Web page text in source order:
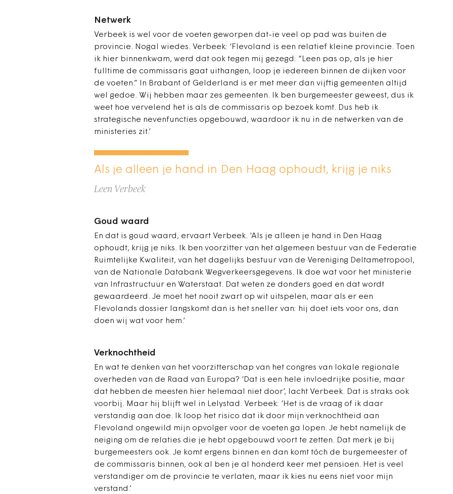
Netwerk
Verbeek is wel voor de voeten geworpen dat-ie veel op pad was buiten de
provincie. Nogal wiedes. Verbeek: ‘Flevoland is een relatief kleine provincie. Toen
ik hier binnenkwam, werd dat ook tegen mij gezegd: “Leen pas op, als je hier
fulltime de commissaris gaat uithangen, loop je iedereen binnen de dijken voor
de voeten.” In Brabant of Gelderland is er met meer dan vijftig gemeenten altijd
wel gedoe. Wij hebben maar zes gemeenten. Ik ben burgemeester geweest, dus ik
weet hoe vervelend het is als de commissaris op bezoek komt. Dus heb ik
strategische nevenfuncties opgebouwd, waardoor ik nu in de netwerken van de
ministeries zit.’
Als je alleen je hand in Den Haag ophoudt, krijg je niks
Leen Verbeek
Goud waard
En dat is goud waard, ervaart Verbeek. ‘Als je alleen je hand in Den Haag
ophoudt, krijg je niks. Ik ben voorzitter van het algemeen bestuur van de Federatie
Ruimtelijke Kwaliteit, van het dagelijks bestuur van de Vereniging Deltametropool,
van de Nationale Databank Wegverkeersgegevens. Ik doe wat voor het ministerie
van Infrastructuur en Waterstaat. Dat weten ze donders goed en dat wordt
gewaardeerd. Je moet het nooit zwart op wit uitspelen, maar als er een
Flevolands dossier langskomt dan is het sneller van: hij doet iets voor ons, dan
doen wij wat voor hem.’
Verknochtheid
En wat te denken van het voorzitterschap van het congres van lokale regionale
overheden van de Raad van Europa? ‘Dat is een hele invloedrijke positie, maar
dat hebben de meesten hier helemaal niet door’, lacht Verbeek. Dat is straks ook
voorbij. Maar hij blijft wel in Lelystad. Verbeek: ‘Het is de vraag of ik daar
verstandig aan doe. Ik loop het risico dat ik door mijn verknochtheid aan
Flevoland ongewild mijn opvolger voor de voeten ga lopen. Je hebt namelijk de
neiging om de relaties die je hebt opgebouwd voort te zetten. Dat merk je bij
burgemeesters ook. Je komt ergens binnen en dan komt tóch de burgemeester of
de commissaris binnen, ook al ben je al honderd keer met pensioen. Het is veel
verstandiger om de provincie te verlaten, maar ik kies nu eens niet voor mijn
verstand.’